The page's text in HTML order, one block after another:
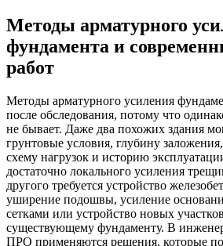
Методы арматурного
фундамента и
работ
Методы арматурного усиления
после обследования, потому что
не бывает. Даже два похожих здания
грунтовые условия, глубину
схему нагрузок и историю
достаточно локального усиления
другого требуется устройство
уширение подошвы, усиление
сетками или устройство новых
существующему фундаменту. В
ПРО применяются решения, которые